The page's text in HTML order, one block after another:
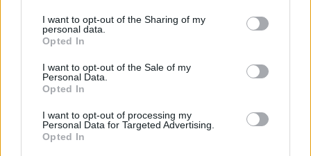
not limited to your visit or usage behaviour. You may click to
grant or deny consent to Google and its third-party tags to
use your data for below specified purposes in below Google
consent section.
I want to opt-out of the Sharing of my
personal data.
Opted In
I want to opt-out of the Sale of my
Personal Data.
Opted In
I want to opt-out of processing my
Personal Data for Targeted Advertising.
Opted In
az első világégésről, hanem sokkal inkább, hogy
egyetlen ember küzdelmén, az élethez való kíméletlen
ragaszkodásán keresztül mutassam be a mindenkori
háborúk borzalmait és értelmetlenségét
hangsúlyozta Ács Tamás.
Az előadás november 21-én este 7 órakor látható a
Liszt Ferenc Kulturális Központ PincePontjában.